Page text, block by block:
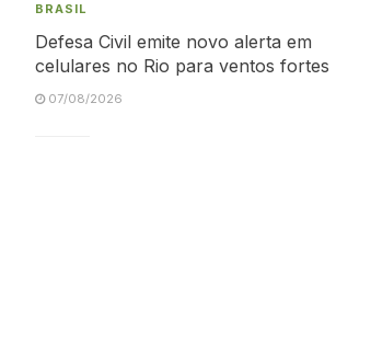
BRASIL
Defesa Civil emite novo alerta em
celulares no Rio para ventos fortes
07/08/2026